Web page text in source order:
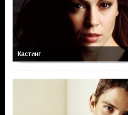
Кастинг